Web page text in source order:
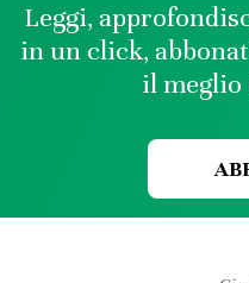
Leggi,
in un click,
il